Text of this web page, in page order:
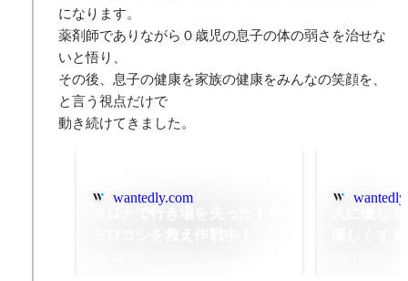
になります。
薬剤師でありながら０歳児の息子の体の弱さを治せな
いと悟り、
その後、息子の健康を家族の健康をみんなの笑顔を、
と言う視点だけで
動き続けてきました。
wantedly.com